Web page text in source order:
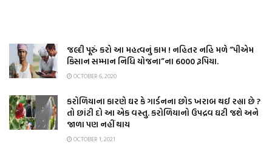
જલ્દી પૂરું કરો આ મહત્વનું કામ ! નહિતર નહિ મળે “પીએમ
કિસાન સમ્માન નિધિ યોજના”ના 6000 રૂપિયા.
OCTOBER 6, 2020
કરોળિયાના કારણે ઘર કે ગાર્ડનના છોડ ખરાબ થઈ રહ્યા છે ?
તો છાંટી દો આ એક વસ્તુ. કરોળિયાનો ઉપદ્રવ ઘટી જશે અને
જાળા પણ નહીં થાય
OCTOBER 1, 2021